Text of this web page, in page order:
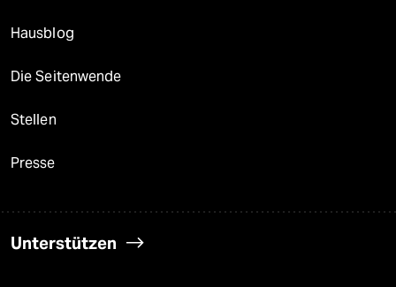
Hausblog
Die Seitenwende
Stellen
Presse
Unterstützen